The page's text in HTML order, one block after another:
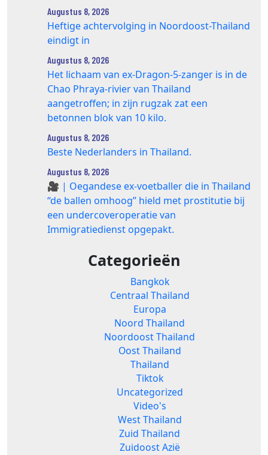
Augustus 8, 2026
Heftige achtervolging in Noordoost-Thailand
eindigt in
Augustus 8, 2026
Het lichaam van ex-Dragon‑5‑zanger is in de
Chao Phraya‑rivier van Thailand
aangetroffen; in zijn rugzak zat een
betonnen blok van 10 kilo.
Augustus 8, 2026
Beste Nederlanders in Thailand.
Augustus 8, 2026
🎥 | Oegandese ex-voetballer die in Thailand
“de ballen omhoog” hield met prostitutie bij
een undercoveroperatie van
Immigratiedienst opgepakt.
Categorieën
Bangkok
Centraal Thailand
Europa
Noord Thailand
Noordoost Thailand
Oost Thailand
Thailand
Tiktok
Uncategorized
Video's
West Thailand
Zuid Thailand
Zuidoost Azië